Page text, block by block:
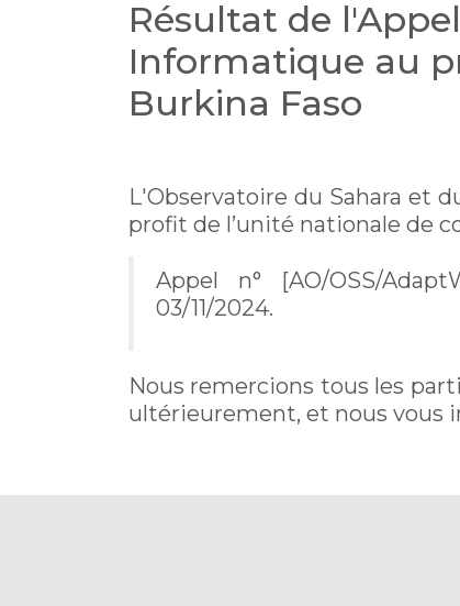
Résultat de
Informatique au
Burkina Faso
L'Observatoire du Sahara et
profit de l’unité nationale de
Appel n° [AO/OSS/
03/11/2024.
Nous remercions tous les
ultérieurement, et nous vous